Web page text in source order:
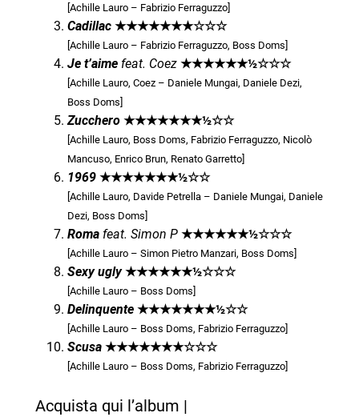
[Achille Lauro – Fabrizio Ferraguzzo]
Cadillac ★★★★★★★☆☆☆
[Achille Lauro – Fabrizio Ferraguzzo, Boss Doms]
Je t’aimefeat. Coez ★★★★★★½☆☆☆
[Achille Lauro, Coez – Daniele Mungai, Daniele Dezi,
Boss Doms]
Zucchero ★★★★★★★½☆☆
[Achille Lauro, Boss Doms, Fabrizio Ferraguzzo, Nicolò
Mancuso, Enrico Brun, Renato Garretto]
1969 ★★★★★★★½☆☆
[Achille Lauro, Davide Petrella – Daniele Mungai, Daniele
Dezi, Boss Doms]
Romafeat. Simon P ★★★★★★½☆☆☆
[Achille Lauro – Simon Pietro Manzari, Boss Doms]
Sexy ugly★★★★★★½☆☆☆
[Achille Lauro – Boss Doms]
Delinquente ★★★★★★★½☆☆
[Achille Lauro – Boss Doms, Fabrizio Ferraguzzo]
Scusa ★★★★★★★☆☆☆
[Achille Lauro – Boss Doms, Fabrizio Ferraguzzo]
Acquista qui l’album |